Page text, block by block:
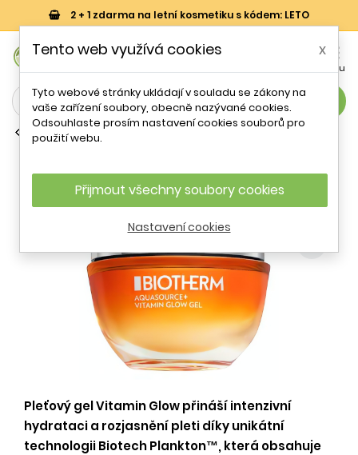
2 + 1 zdarma na letní kosmetiku s kódem: LETO

Menu
search
Rozjasňující pleťové krémy
(Vitamin Glow Gel) Biotherm - 50 ml
- 47 %
Pleťový gel Vitamin Glow přináší intenzivní
hydrataci a rozjasnění pleti díky unikátní
technologii Biotech Plankton™, která obsahuje
Tento web využívá cookies x
Tyto webové stránky ukládají v souladu se zákony na
vaše zařízení soubory, obecně nazývané cookies.
Odsouhlaste prosím nastavení cookies souborů pro
použití webu.
Přijmout všechny soubory cookies
Nastavení cookies